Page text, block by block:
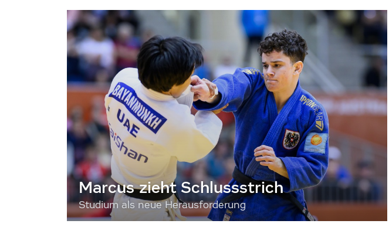
Marcus zieht Schlussstrich
Studium als neue Herausforderung